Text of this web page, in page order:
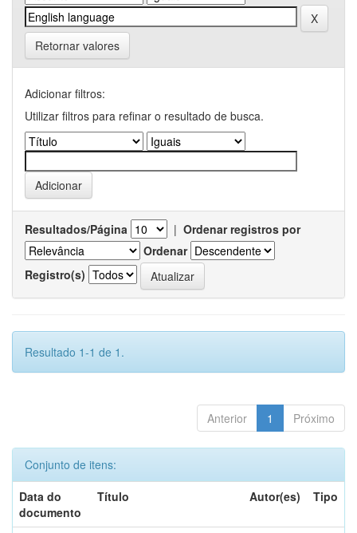
Retornar valores
Adicionar filtros:
Utilizar filtros para refinar o resultado de busca.
Resultados/Página | Ordenar registros por
Ordenar
Registro(s)
Resultado 1-1 de 1.
Anterior 1 Próximo
Conjunto de itens:
Data do
documento
Título Autor(es) Tipo